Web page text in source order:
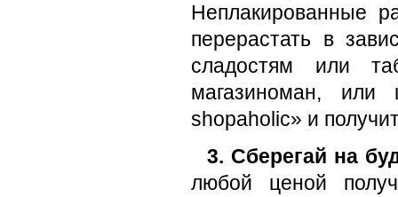
Неплакированные
перерастать в
сладостям или
магазиноман,
shopaholic» и
3. Сберегай на
любой ценой